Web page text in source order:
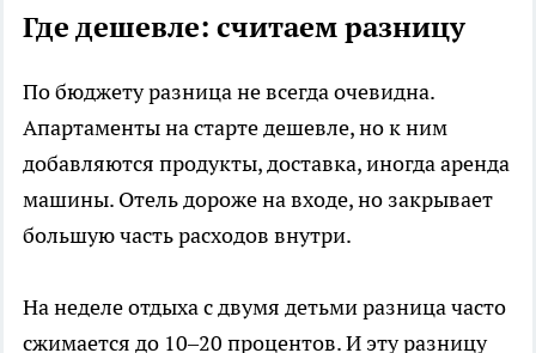
Где дешевле: считаем разницу
По бюджету разница не всегда очевидна.
Апартаменты на старте дешевле, но к ним
добавляются продукты, доставка, иногда аренда
машины. Отель дороже на входе, но закрывает
большую часть расходов внутри.
На неделе отдыха с двумя детьми разница часто
сжимается до 10–20 процентов. И эту разницу